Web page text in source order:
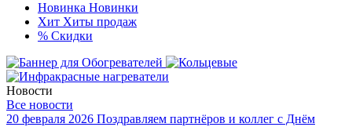
Новинка Новинки
Хит Хиты продаж
% Скидки
Новости
Все новости
20 февраля 2026 Поздравляем партнёров и коллег с Днём